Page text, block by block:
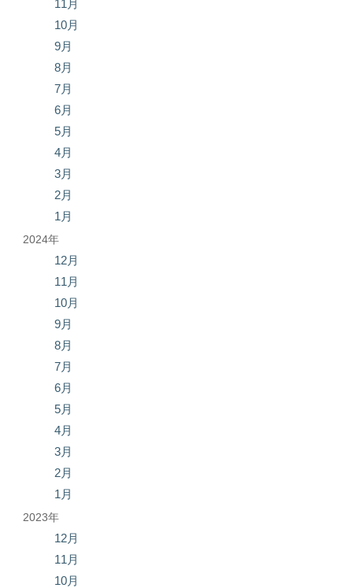
11月
10月
9月
8月
7月
6月
5月
4月
3月
2月
1月
2024年
12月
11月
10月
9月
8月
7月
6月
5月
4月
3月
2月
1月
2023年
12月
11月
10月